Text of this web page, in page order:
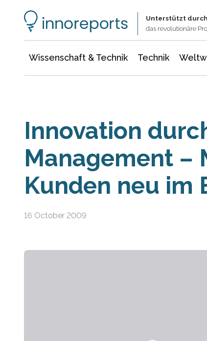
Unterstützt durch
das revolutionäre
Wissenschaft & Technik Technik
Innovation
Management –
Kunden neu im
16 October 2009